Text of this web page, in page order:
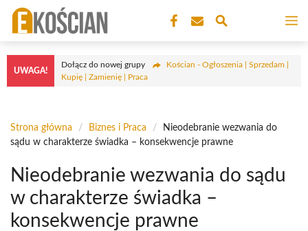
Przejdź
treści
UWAGA!
Dołącz do nowej grupy
Kościan - Ogłoszenia | Sprzedam |
Kupię | Zamienię | Praca
Strona główna / Biznes i Praca /
Nieodebranie wezwania do
sądu w charakterze świadka – konsekwencje prawne
Nieodebranie wezwania do sądu
w charakterze świadka –
konsekwencje prawne